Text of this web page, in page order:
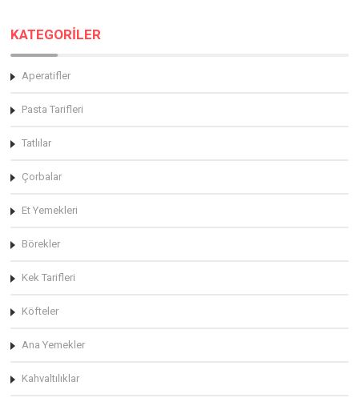
KATEGORİLER
Aperatifler
Pasta Tarifleri
Tatlılar
Çorbalar
Et Yemekleri
Börekler
Kek Tarifleri
Köfteler
Ana Yemekler
Kahvaltılıklar